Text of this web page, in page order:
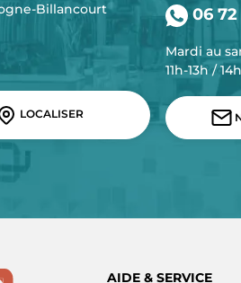
Billancourt
LOCALISER
06 72
Mardi au
11h-13h /
AIDE & SERVICE